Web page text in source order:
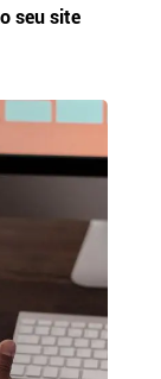
seu site